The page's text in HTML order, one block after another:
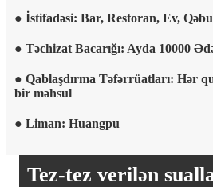
● İstifadəsi: Bar, Restoran, Ev,
● Təchizat Bacarığı: Ayda 10000
● Qablaşdırma Təfərrüatları: Hər
bir məhsul
● Liman: Huangpu
Tez-tez verilən